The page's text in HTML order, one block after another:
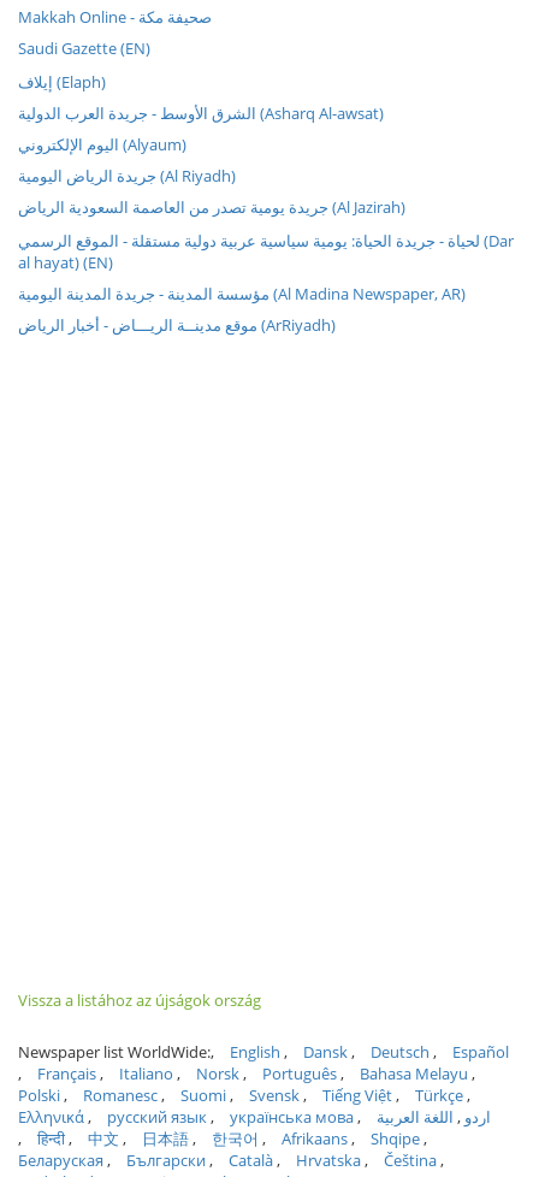
Makkah Online - صحيفة مكة
Saudi Gazette (EN)
إيلاف (Elaph)
الشرق الأوسط - جريدة العرب الدولية (Asharq Al-awsat)
اليوم الإلكتروني (Alyaum)
جريدة الرياض اليومية (Al Riyadh)
جريدة يومية تصدر من العاصمة السعودية الرياض (Al Jazirah)
لحياة - جريدة الحياة: يومية سياسية عربية دولية مستقلة - الموقع الرسمي (Dar
al hayat) (EN)
مؤسسة المدينة - جريدة المدينة اليومية (Al Madina Newspaper, AR)
موقع مدينــة الريـــاض - أخبار الرياض (ArRiyadh)
Vissza a listához az újságok ország
Newspaper list WorldWide: English Dansk Deutsch
Español
Français
Italiano Norsk Português
Bahasa Melayu
Polski
Romanesc Suomi Svensk Tiếng Việt
Türkçe
Ελληνικά
русский язык українська мова اردو
اللغة العربية
हिन्दी
中文 日本語 한국어 Afrikaans
Shqipe
Беларуская
Български Català Hrvatska
Čeština